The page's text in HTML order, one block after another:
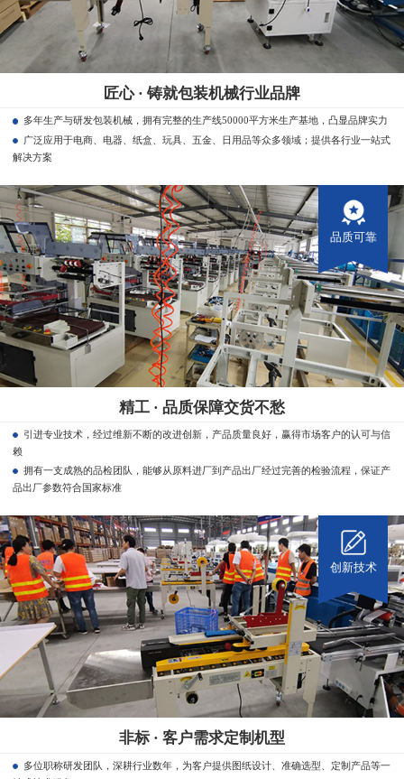
匠心 · 铸就包装机械行业品牌
多年生产与研发包装机械，拥有完整的生产线50000平方米生产基地，凸显品牌实力
广泛应用于电商、电器、纸盒、玩具、五金、日用品等众多领域；提供各行业一站式
解决方案
品质可靠
精工 · 品质保障交货不愁
引进专业技术，经过维新不断的改进创新，产品质量良好，赢得市场客户的认可与信
赖
拥有一支成熟的品检团队，能够从原料进厂到产品出厂经过完善的检验流程，保证产
品出厂参数符合国家标准
创新技术
非标 · 客户需求定制机型
多位职称研发团队，深耕行业数年，为客户提供图纸设计、准确选型、定制产品等一